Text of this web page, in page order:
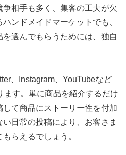
相手も多く、集客の工夫が欠
ンドメイドマーケットでも、
選んでもらうためには、独自
、Instagram、YouTubeなど
ます。単に商品を紹介するだけ
て商品にストーリー性を付加
日常の投稿により、お客さま
らえるでしょう。